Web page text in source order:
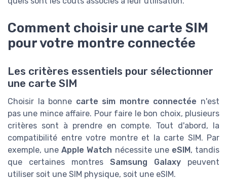
Comment choisir une carte SIM
pour votre montre connectée
Les critères essentiels pour sélectionner
une carte SIM
Choisir la bonne carte sim montre connectée n'est
pas une mince affaire. Pour faire le bon choix, plusieurs
critères sont à prendre en compte. Tout d'abord, la
compatibilité entre votre montre et la carte SIM. Par
exemple, uneApple Watch nécessite une eSIM, tandis
que certaines montres Samsung Galaxy peuvent
utiliser soit une SIM physique, soit une eSIM.